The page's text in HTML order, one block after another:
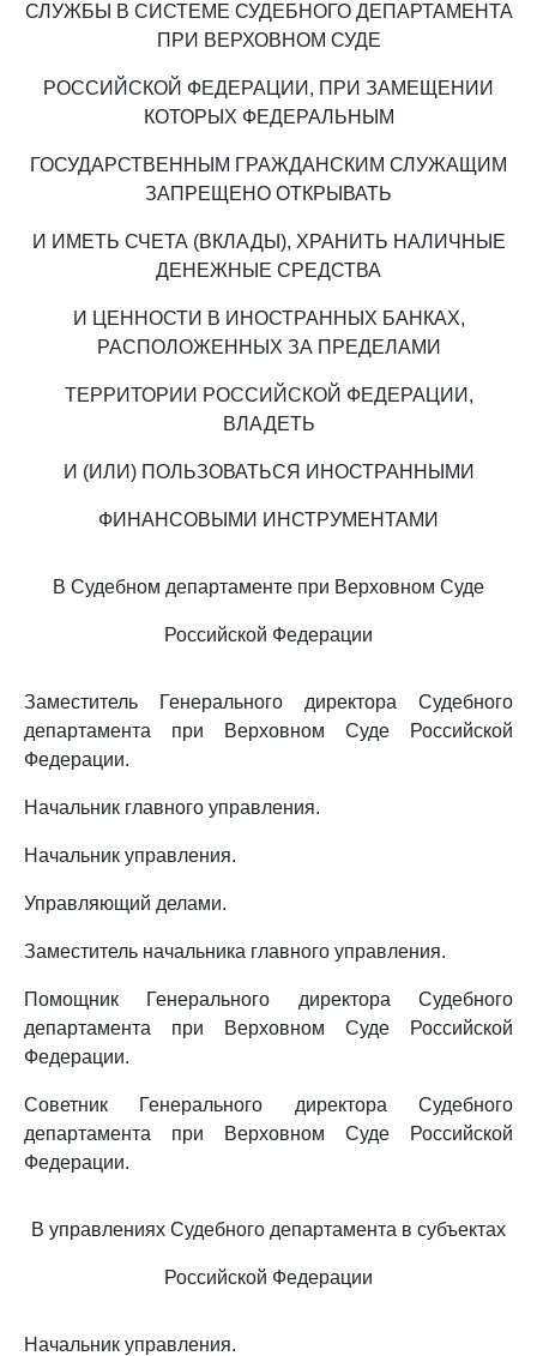
СЛУЖБЫ В СИСТЕМЕ СУДЕБНОГО ДЕПАРТАМЕНТА
ПРИ ВЕРХОВНОМ СУДЕ
РОССИЙСКОЙ ФЕДЕРАЦИИ, ПРИ ЗАМЕЩЕНИИ
КОТОРЫХ ФЕДЕРАЛЬНЫМ
ГОСУДАРСТВЕННЫМ ГРАЖДАНСКИМ СЛУЖАЩИМ
ЗАПРЕЩЕНО ОТКРЫВАТЬ
И ИМЕТЬ СЧЕТА (ВКЛАДЫ), ХРАНИТЬ НАЛИЧНЫЕ
ДЕНЕЖНЫЕ СРЕДСТВА
И ЦЕННОСТИ В ИНОСТРАННЫХ БАНКАХ,
РАСПОЛОЖЕННЫХ ЗА ПРЕДЕЛАМИ
ТЕРРИТОРИИ РОССИЙСКОЙ ФЕДЕРАЦИИ,
ВЛАДЕТЬ
И (ИЛИ) ПОЛЬЗОВАТЬСЯ ИНОСТРАННЫМИ
ФИНАНСОВЫМИ ИНСТРУМЕНТАМИ
В Судебном департаменте при Верховном Суде
Российской Федерации
Заместитель Генерального директора Судебного
департамента при Верховном Суде Российской
Федерации.
Начальник главного управления.
Начальник управления.
Управляющий делами.
Заместитель начальника главного управления.
Помощник Генерального директора Судебного
департамента при Верховном Суде Российской
Федерации.
Советник Генерального директора Судебного
департамента при Верховном Суде Российской
Федерации.
В управлениях Судебного департамента в субъектах
Российской Федерации
Начальник управления.